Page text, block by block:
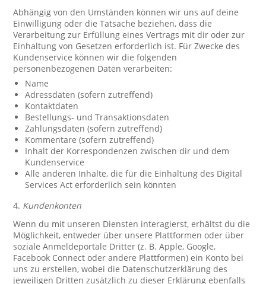
Abhängig von den Umständen können wir uns auf deine
Einwilligung oder die Tatsache beziehen, dass die
Verarbeitung zur Erfüllung eines Vertrags mit dir oder zur
Einhaltung von Gesetzen erforderlich ist. Für Zwecke des
Kundenservice können wir die folgenden
personenbezogenen Daten verarbeiten:
Name
Adressdaten (sofern zutreffend)
Kontaktdaten
Bestellungs- und Transaktionsdaten
Zahlungsdaten (sofern zutreffend)
Kommentare (sofern zutreffend)
Inhalt der Korrespondenzen zwischen dir und dem
Kundenservice
Alle anderen Inhalte, die für die Einhaltung des Digital
Services Act erforderlich sein könnten
4. Kundenkonten
Wenn du mit unseren Diensten interagierst, erhältst du die
Möglichkeit, entweder über unsere Plattformen oder über
soziale Anmeldeportale Dritter (z. B. Apple, Google,
Facebook Connect oder andere Plattformen) ein Konto bei
uns zu erstellen, wobei die Datenschutzerklärung des
jeweiligen Dritten zusätzlich zu dieser Erklärung ebenfalls